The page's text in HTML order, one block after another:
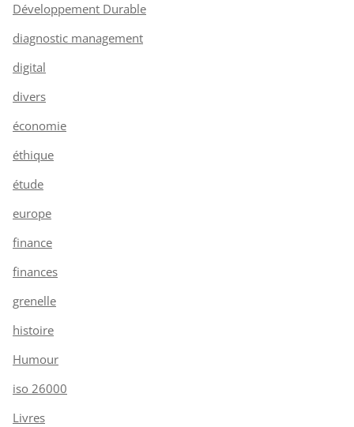
Développement Durable
diagnostic management
digital
divers
économie
éthique
étude
europe
finance
finances
grenelle
histoire
Humour
iso 26000
Livres